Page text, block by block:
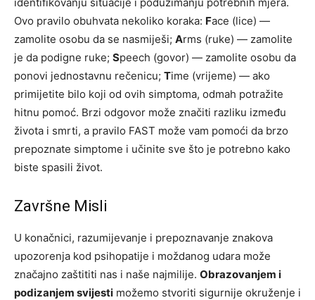
Ovo pravilo obuhvata nekoliko koraka: Face (lice) —
zamolite osobu da se nasmiješi; Arms (ruke) — zamolite
je da podigne ruke; Speech (govor) — zamolite osobu da
ponovi jednostavnu rečenicu; Time (vrijeme) — ako
primijetite bilo koji od ovih simptoma, odmah potražite
hitnu pomoć. Brzi odgovor može značiti razliku između
života i smrti, a pravilo FAST može vam pomoći da brzo
prepoznate simptome i učinite sve što je potrebno kako
biste spasili život.
Završne Misli
U konačnici, razumijevanje i prepoznavanje znakova
upozorenja kod psihopatije i moždanog udara može
značajno zaštititi nas i naše najmilije. Obrazovanjem i
podizanjem svijesti možemo stvoriti sigurnije okruženje i